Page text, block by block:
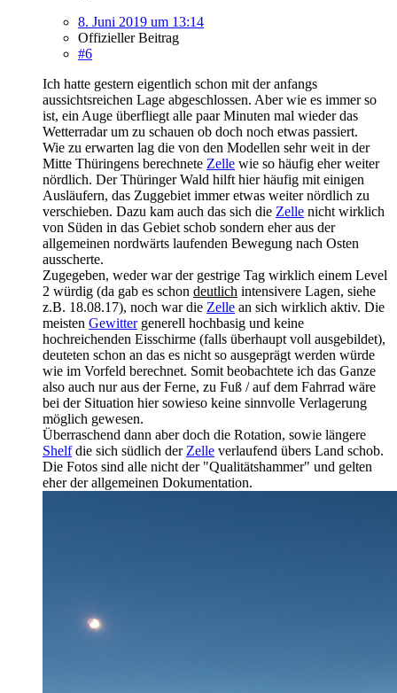
8. Juni 2019 um 13:14
Offizieller Beitrag
#6
Ich hatte gestern eigentlich schon mit der anfangs
aussichtsreichen Lage abgeschlossen. Aber wie es immer so
ist, ein Auge überfliegt alle paar Minuten mal wieder das
Wetterradar um zu schauen ob doch noch etwas passiert.
Wie zu erwarten lag die von den Modellen sehr weit in der
Mitte Thüringens berechnete Zelle wie so häufig eher weiter
nördlich. Der Thüringer Wald hilft hier häufig mit einigen
Ausläufern, das Zuggebiet immer etwas weiter nördlich zu
verschieben. Dazu kam auch das sich die Zelle nicht wirklich
von Süden in das Gebiet schob sondern eher aus der
allgemeinen nordwärts laufenden Bewegung nach Osten
ausscherte.
Zugegeben, weder war der gestrige Tag wirklich einem Level
2 würdig (da gab es schon deutlich intensivere Lagen, siehe
z.B. 18.08.17), noch war die Zelle an sich wirklich aktiv. Die
meisten Gewittergenerell hochbasig und keine
hochreichenden Eisschirme (falls überhaupt voll ausgebildet),
deuteten schon an das es nicht so ausgeprägt werden würde
wie im Vorfeld berechnet. Somit beobachtete ich das Ganze
also auch nur aus der Ferne, zu Fuß / auf dem Fahrrad wäre
bei der Situation hier sowieso keine sinnvolle Verlagerung
möglich gewesen.
Überraschend dann aber doch die Rotation, sowie längere
Shelfdie sich südlich der Zelle verlaufend übers Land schob.
Die Fotos sind alle nicht der "Qualitätshammer" und gelten
eher der allgemeinen Dokumentation.